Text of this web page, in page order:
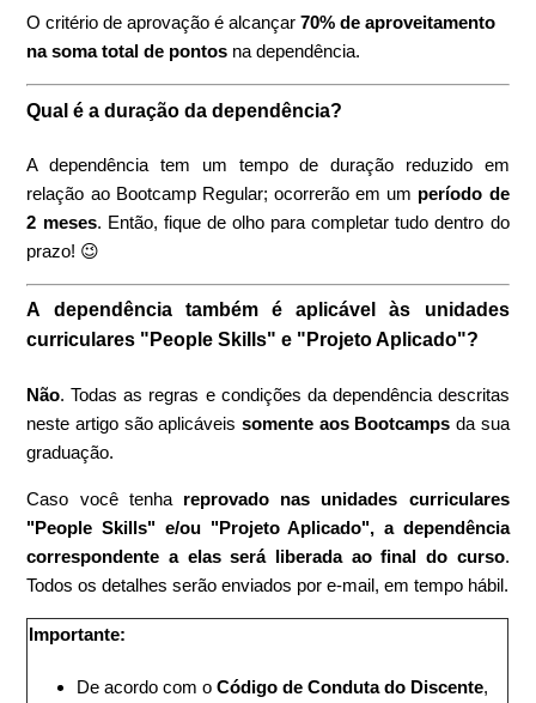
O critério de aprovação é alcançar 70% de aproveitamento
na soma total de pontos na dependência.
Qual é a duração da dependência?
A dependência tem um tempo de duração reduzido em
relação ao Bootcamp Regular; ocorrerão em um período de
2 meses. Então, fique de olho para completar tudo dentro do
prazo! 😉
A dependência também é aplicável às unidades
curriculares "People Skills" e "Projeto Aplicado"?
Não. Todas as regras e condições da dependência descritas
neste artigo são aplicáveis somente aos Bootcamps da sua
graduação.
Caso você tenha reprovado nas unidades curriculares
"People Skills" e/ou "Projeto Aplicado", a dependência
correspondente a elas será liberada ao final do curso.
Todos os detalhes serão enviados por e-mail, em tempo hábil.
Importante:
De acordo com oCódigo de Conduta do Discente,